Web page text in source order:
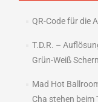
QR-Code für die
T.D.R. –
Grün-Weiß
Mad Hot
Cha stehen beim